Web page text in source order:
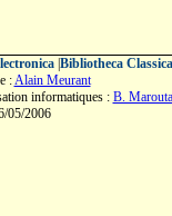
| Bibliotheca
:Alain Meurant
informatiques : B.
05/2006